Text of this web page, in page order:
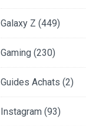
Galaxy Z (449)
Gaming (230)
Guides Achats (2)
Instagram (93)